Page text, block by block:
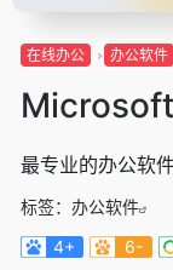
在线办公 办公软件
最专业的办公软件
标签： 办公软件
4+
6-